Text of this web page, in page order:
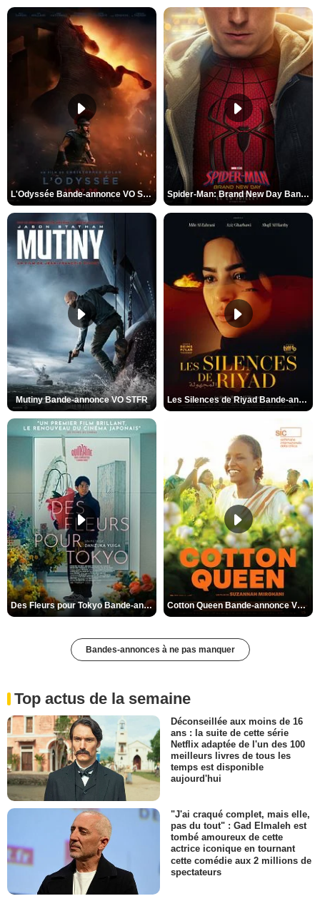
L'Odyssée Bande-annonce VO STFR Spider-Man: Brand New Day Bande-annonce VO STFR
Mutiny Bande-annonce VO STFR Les Silences de Riyad Bande-annonce VO STFR
Des Fleurs pour Tokyo Bande-annonce VO STFR Cotton Queen Bande-annonce VO STFR
Bandes-annonces à ne pas manquer
Top actus de la semaine
Déconseillée aux moins de 16
ans : la suite de cette série
Netflix adaptée de l'un des 100
meilleurs livres de tous les
temps est disponible
aujourd'hui
"J'ai craqué complet, mais elle,
pas du tout" : Gad Elmaleh est
tombé amoureux de cette
actrice iconique en tournant
cette comédie aux 2 millions de
spectateurs